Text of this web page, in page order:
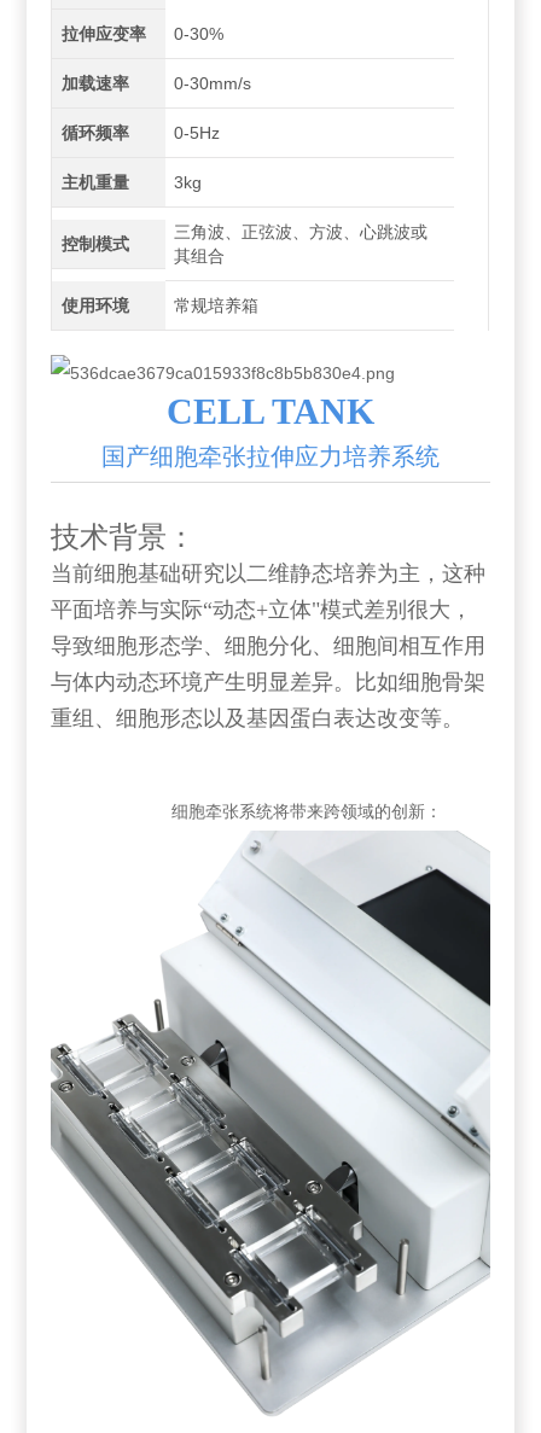
拉伸应变率 0-30%
加载速率 0-30mm/s
循环频率 0-5Hz
主机重量 3kg
控制模式
三角波、正弦波、方波、心跳波或
其组合
使用环境 常规培养箱
CELL TANK
国产细胞牵张拉伸应力培养系统
技术背景：
当前细胞基础研究以二维静态培养为主，这种
平面培养与实际“动态+立体"模式差别很大，
导致细胞形态学、细胞分化、细胞间相互作用
与体内动态环境产生明显差异。比如细胞骨架
重组、细胞形态以及基因蛋白表达改变等。
细胞牵张系统将带来跨领域的创新：